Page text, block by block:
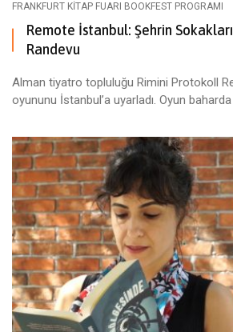
FRANKFURT KITAP FUARI BOOKFEST PROGRAMI
Remote İstanbul: Şehrin
Randevu
Alman tiyatro topluluğu Rimini Protokoll
oyununu İstanbul’a uyarladı. Oyun